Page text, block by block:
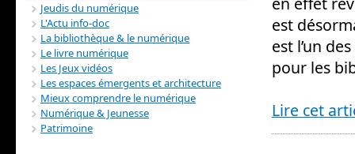
est
est l’un
pour les
Lire cet
Jeudis du numérique
L'Actu info-doc
La bibliothèque & le numérique
Le livre numérique
Les Jeux vidéos
Les espaces émergents et architecture
Mieux comprendre le numérique
Numérique & Jeunesse
Patrimoine